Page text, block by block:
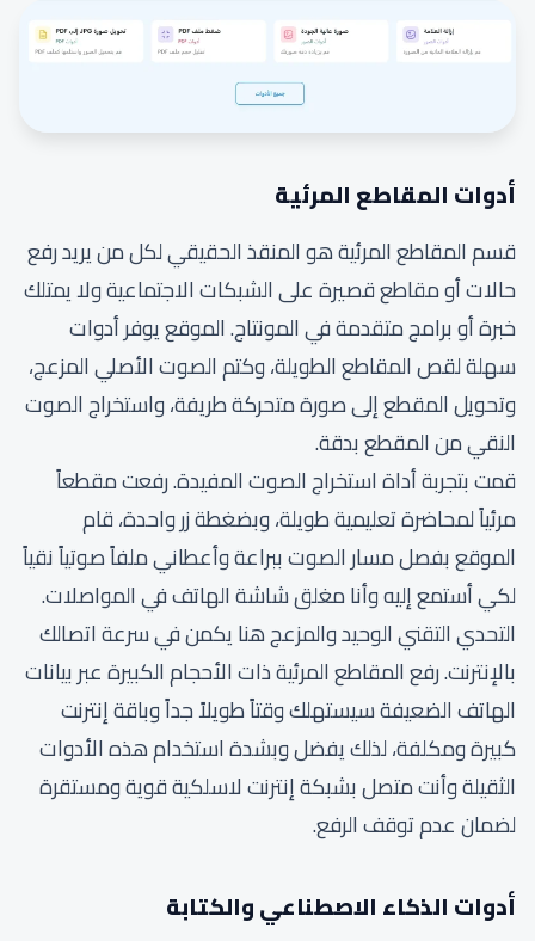
أدوات المقاطع المرئية
قسم المقاطع المرئية هو المنقذ الحقيقي لكل من يريد رفع
حالات أو مقاطع قصيرة على الشبكات الاجتماعية ولا يمتلك
خبرة أو برامج متقدمة في المونتاج. الموقع يوفر أدوات
سهلة لقص المقاطع الطويلة، وكتم الصوت الأصلي المزعج،
وتحويل المقطع إلى صورة متحركة طريفة، واستخراج الصوت
النقي من المقطع بدقة.
قمت بتجربة أداة استخراج الصوت المفيدة. رفعت مقطعاً
مرئياً لمحاضرة تعليمية طويلة، وبضغطة زر واحدة، قام
الموقع بفصل مسار الصوت ببراعة وأعطاني ملفاً صوتياً نقياً
لكي أستمع إليه وأنا مغلق شاشة الهاتف في المواصلات.
التحدي التقني الوحيد والمزعج هنا يكمن في سرعة اتصالك
بالإنترنت. رفع المقاطع المرئية ذات الأحجام الكبيرة عبر بيانات
الهاتف الضعيفة سيستهلك وقتاً طويلاً جداً وباقة إنترنت
كبيرة ومكلفة، لذلك يفضل وبشدة استخدام هذه الأدوات
الثقيلة وأنت متصل بشبكة إنترنت لاسلكية قوية ومستقرة
لضمان عدم توقف الرفع.
أدوات الذكاء الاصطناعي والكتابة